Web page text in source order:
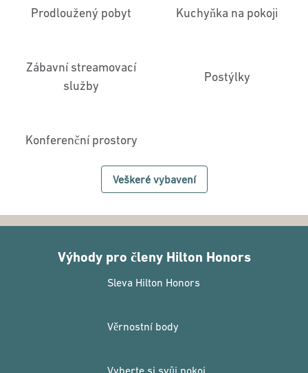
Prodloužený pobyt Kuchyňka na pokoji
Zábavní streamovací
služby
Postýlky
Konferenční prostory
Veškeré vybavení
Výhody pro členy Hilton Honors
Sleva Hilton Honors
Věrnostní body
Vyberte si svůj pokoj